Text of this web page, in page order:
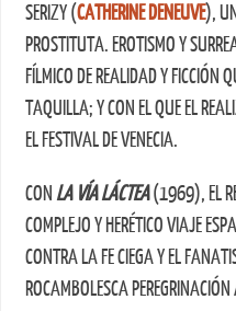
SERIZY (CATHERINE DENEUVE),
PROSTITUTA. EROTISMO Y
FÍLMICO DE REALIDAD Y FICCIÓN
TAQUILLA; Y CON EL QUE EL
EL FESTIVAL DE VENECIA.
CON LA VÍA LÁCTEA(1969), EL
COMPLEJO Y HERÉTICO VIAJE
CONTRA LA FE CIEGA Y EL
ROCAMBOLESCA